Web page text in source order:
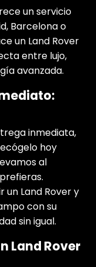
un servicio
Barcelona o
un Land Rover
entre lujo,
avanzada.
inmediata,
hoy
al
Land Rover y
con su
sin igual.
Land Rover